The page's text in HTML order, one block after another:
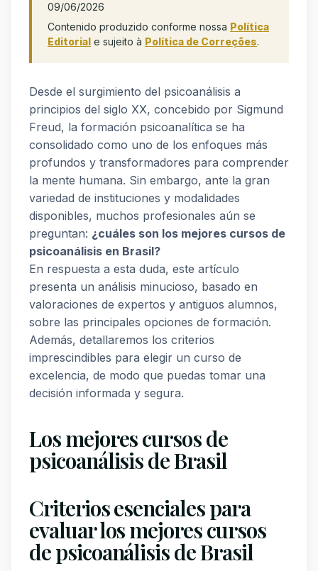
09/06/2026
Contenido produzido conforme nossa Política
Editorial e sujeito à Política de Correções.
Desde el surgimiento del psicoanálisis a
principios del siglo XX, concebido por Sigmund
Freud, la formación psicoanalítica se ha
consolidado como uno de los enfoques más
profundos y transformadores para comprender
la mente humana. Sin embargo, ante la gran
variedad de instituciones y modalidades
disponibles, muchos profesionales aún se
preguntan: ¿cuáles son los mejores cursos de
psicoanálisis en Brasil?
En respuesta a esta duda, este artículo
presenta un análisis minucioso, basado en
valoraciones de expertos y antiguos alumnos,
sobre las principales opciones de formación.
Además, detallaremos los criterios
imprescindibles para elegir un curso de
excelencia, de modo que puedas tomar una
decisión informada y segura.
Los mejores cursos de
psicoanálisis de Brasil
Criterios esenciales para
evaluar los mejores cursos
de psicoanálisis de Brasil